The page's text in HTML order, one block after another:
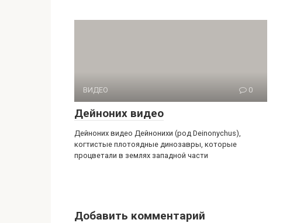
ВИДЕО 0
Дейноних видео
Дейноних видео Дейнонихи (род Deinonychus),
когтистые плотоядные динозавры, которые
процветали в землях западной части
Добавить комментарий